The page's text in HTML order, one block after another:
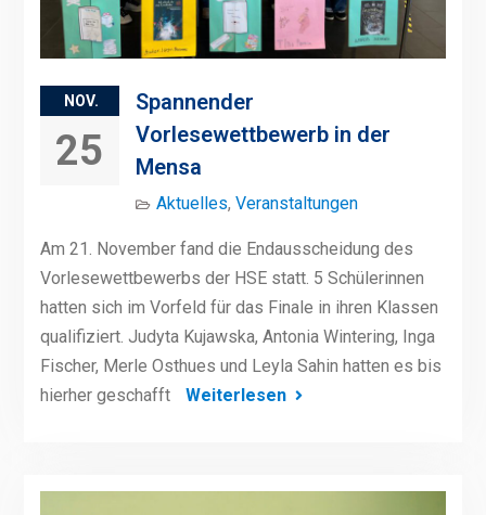
NOV.
25
Spannender
Vorlesewettbewerb in der
Mensa
Aktuelles, Veranstaltungen
Am 21. November fand die Endausscheidung des
Vorlesewettbewerbs der HSE statt. 5 Schülerinnen
hatten sich im Vorfeld für das Finale in ihren Klassen
qualifiziert. Judyta Kujawska, Antonia Wintering, Inga
Fischer, Merle Osthues und Leyla Sahin hatten es bis
hierher geschafft
Weiterlesen